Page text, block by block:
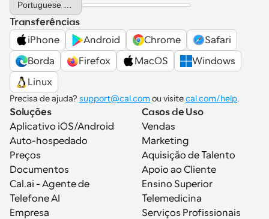
Transferências
iPhone
Android Chrome
Safari
Borda
Firefox MacOS
Windows
Linux
Precisa de ajuda? support@cal.com ou visite cal.com/help.
Soluções
Aplicativo iOS/Android
Auto-hospedado
Preços
Documentos
Cal.ai - Agente de
Telefone AI
Empresa
Casos de Uso
Vendas
Marketing
Aquisição de Talento
Apoio ao Cliente
Ensino Superior
Telemedicina
Serviços Profissionais